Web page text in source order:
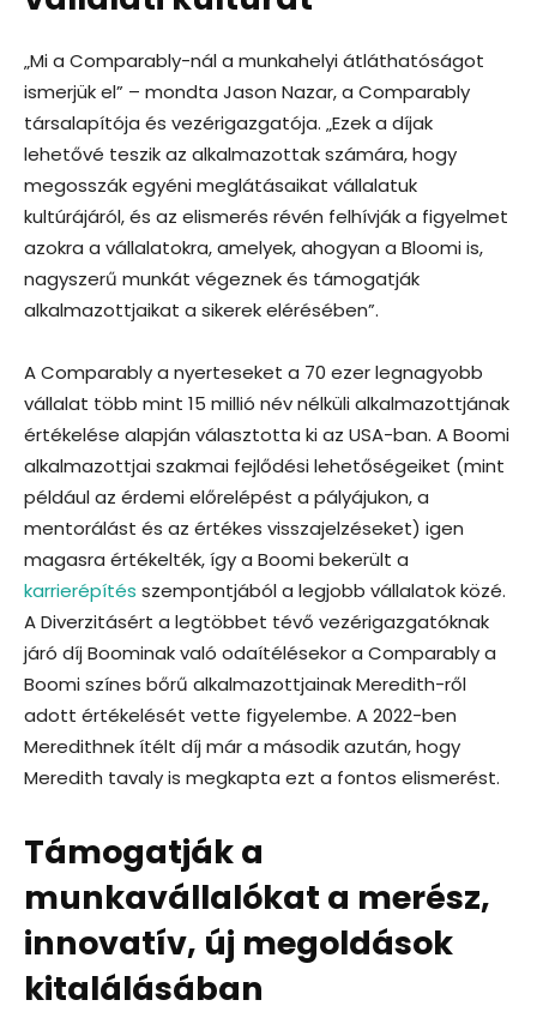
„Mi a Comparably-nál a munkahelyi átláthatóságot
ismerjük el” – mondta Jason Nazar, a Comparably
társalapítója és vezérigazgatója. „Ezek a díjak
lehetővé teszik az alkalmazottak számára, hogy
megosszák egyéni meglátásaikat vállalatuk
kultúrájáról, és az elismerés révén felhívják a figyelmet
azokra a vállalatokra, amelyek, ahogyan a Bloomi is,
nagyszerű munkát végeznek és támogatják
alkalmazottjaikat a sikerek elérésében”.
A Comparably a nyerteseket a 70 ezer legnagyobb
vállalat több mint 15 millió név nélküli alkalmazottjának
értékelése alapján választotta ki az USA-ban. A Boomi
alkalmazottjai szakmai fejlődési lehetőségeiket (mint
például az érdemi előrelépést a pályájukon, a
mentorálást és az értékes visszajelzéseket) igen
magasra értékelték, így a Boomi bekerült a
karrierépítés szempontjából a legjobb vállalatok közé.
A Diverzitásért a legtöbbet tévő vezérigazgatóknak
járó díj Boominak való odaítélésekor a Comparably a
Boomi színes bőrű alkalmazottjainak Meredith-ről
adott értékelését vette figyelembe. A 2022-ben
Meredithnek ítélt díj már a második azután, hogy
Meredith tavaly is megkapta ezt a fontos elismerést.
Támogatják a
munkavállalókat a merész,
innovatív, új megoldások
kitalálásában